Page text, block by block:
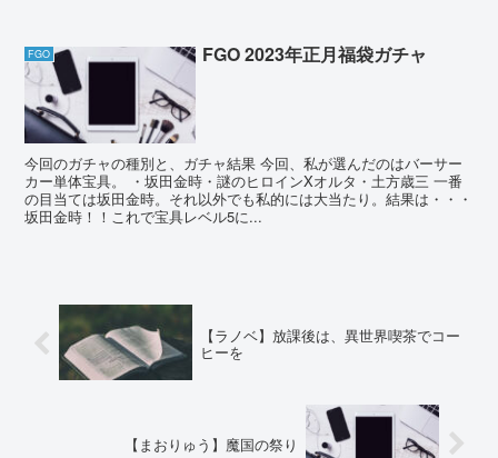
FGO FGO 2023年正月福袋ガチャ
今回のガチャの種別と、ガチャ結果 今回、私が選んだのはバーサー
カー単体宝具。 ・坂田金時・謎のヒロインXオルタ・土方歳三 一番
の目当ては坂田金時。それ以外でも私的には大当たり。結果は・・・
坂田金時！！これで宝具レベル5に...
【ラノベ】放課後は、異世界喫茶でコー
ヒーを
【まおりゅう】魔国の祭り